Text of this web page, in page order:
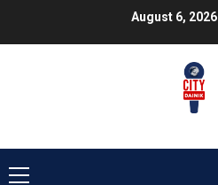
August 6, 2026
Primary